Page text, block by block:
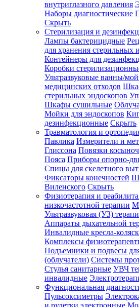
внутриглазного давления
Наборы диагностические
Скрыть
Стерилизация и
Лампы бактерицидные
для хранения стерильных
Контейнеры для
Коробки
Ультразвуковые ванны/
медицинских отходов
стерильных эндоскопов
Шкафы сушильные
Мойки для эндоскопов
дезинфекционные Скрыть
Травматология и
Павлика Измерители и
Глиссона Повязки
Пояса Приборы опорно-
Спицы для скелетного
Фиксаторы конечностей
Виленского Скрыть
Физиотерапия и
низкочастотной терапии
Ультразвуковая (УЗ)
Аппараты дыхательной
Инвалидные кресла-
Комплексы
Подъемники и подвесы
(облучатели) Системы
Стулья санитарные УВЧ
инвалидные
Функциональная
Пульсоксиметры
и рулетки электронные